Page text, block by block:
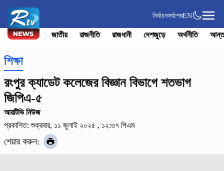
নির্বাচনসর্বশেষEN
জাতীয় রাজনীতি রাজধানী দেশজুড়ে অর্থনীতি
শিক্ষা
রংপুর ক্যাডেট কলেজের বিজ্ঞান বিভাগে শতভাগ
জিপিএ-৫
আরটিভি নিউজ
প্রকাশিত: শুক্রবার, ১১ জুলাই ২০২৫ , ১২:৩৭ পিএম
শেয়ার করুন: